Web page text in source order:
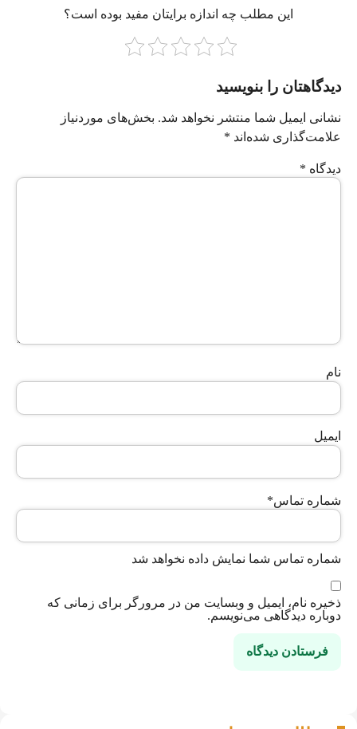
این مطلب چه‌ اندازه برایتان مفید بوده است؟
دیدگاهتان را بنویسید
نشانی ایمیل شما منتشر نخواهد شد. بخش‌های موردنیاز
علامت‌گذاری شده‌اند *
دیدگاه *
نام
ایمیل
شماره تماس*
شماره تماس شما نمایش داده نخواهد شد
ذخیره نام، ایمیل و وبسایت من در مرورگر برای زمانی که
دوباره دیدگاهی می‌نویسم.